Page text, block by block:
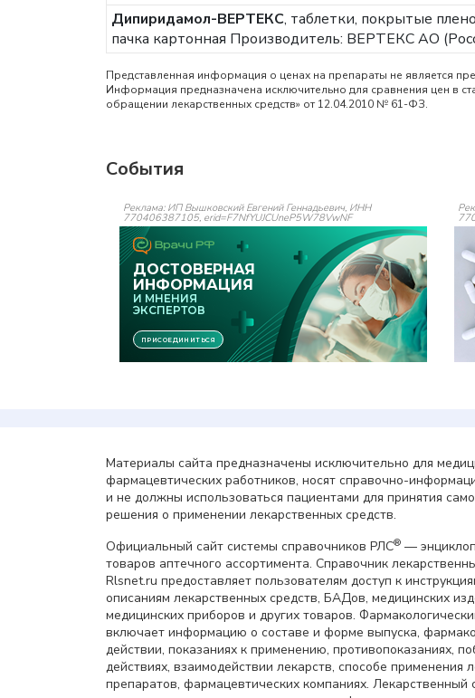
Дипиридамол-ВЕРТЕКС, таблетки, покрытые
пачка картонная Производитель: ВЕРТЕКС АО
Представленная информация о ценах на препараты не является
Информация предназначена исключительно для сравнения цен в
обращении лекарственных средств» от 12.04.2010 № 61-ФЗ.
События
Реклама: ИП Вышковский Евгений Геннадьевич, ИНН
770406387105, erid=F7NfYUJCUneP5W78VwNF
Материалы сайта предназначены исключительно для
фармацевтических работников, носят справочно-
и не должны использоваться пациентами для принятия
решения о применении лекарственных средств.
Официальный сайт системы справочников РЛС® —
товаров аптечного ассортимента. Справочник
Rlsnet.ru предоставляет пользователям доступ к
описаниям лекарственных средств, БАДов, медицинских
медицинских приборов и других товаров.
включает информацию о составе и форме выпуска,
действии, показаниях к применению, противопоказаниях,
действиях, взаимодействии лекарств, способе применения
препаратов, фармацевтических компаниях. Лекарственный